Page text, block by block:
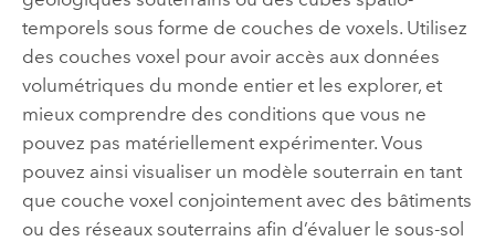
temporels sous forme de couches de voxels. Utilisez
des couches voxel pour avoir accès aux données
volumétriques du monde entier et les explorer, et
mieux comprendre des conditions que vous ne
pouvez pas matériellement expérimenter. Vous
pouvez ainsi visualiser un modèle souterrain en tant
que couche voxel conjointement avec des bâtiments
ou des réseaux souterrains afin d’évaluer le sous-sol